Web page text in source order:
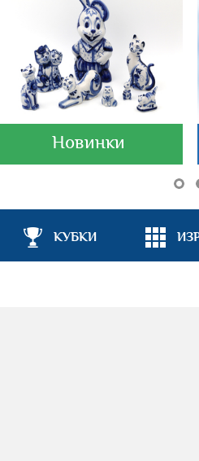
Новинки
КУБКИ